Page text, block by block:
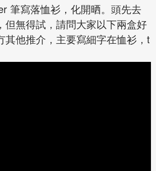
筆寫落恤衫，化開晒。頭先去
但無得試，請問大家以下兩盒好
其他推介，主要寫細字在恤衫，t